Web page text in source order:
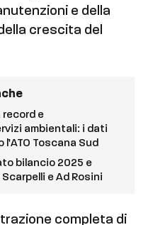
e della
crescita del
e
ambientali: i dati
Toscana Sud
bilancio 2025 e
e Ad Rosini
completa di